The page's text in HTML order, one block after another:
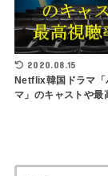
2020.08.15
Netflix韓国ドラマ「
マ」のキャストや最